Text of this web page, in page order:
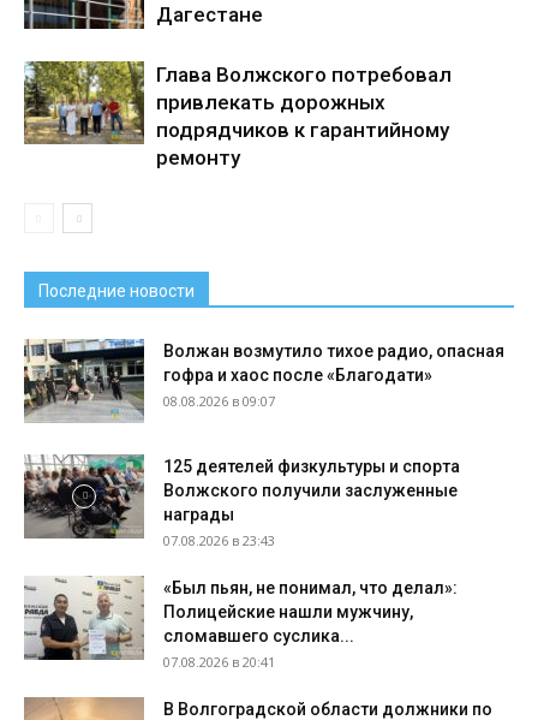
Дагестане
Глава Волжского потребовал
привлекать дорожных
подрядчиков к гарантийному
ремонту
Последние новости
Волжан возмутило тихое радио, опасная
гофра и хаос после «Благодати»
08.08.2026 в 09:07
125 деятелей физкультуры и спорта
Волжского получили заслуженные
награды
07.08.2026 в 23:43
«Был пьян, не понимал, что делал»:
Полицейские нашли мужчину,
сломавшего суслика...
07.08.2026 в 20:41
В Волгоградской области должники по